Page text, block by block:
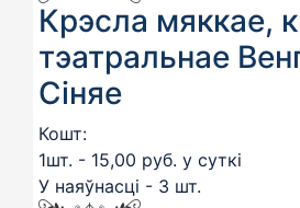
Крэсла мяккае,
тэатральнае
Сіняе
Кошт:
1шт. - 15,00 руб. у суткі
У наяўнасці - 3 шт.